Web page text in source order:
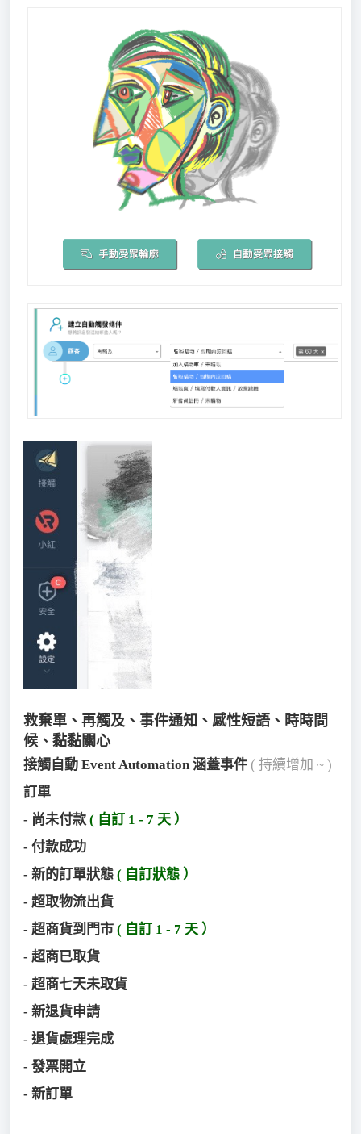
救棄單、再觸及、事件通知、感性短語、時時問
候、黏黏關心
接觸自動 Event Automation 涵蓋事件 ( 持續增加 ~ )
訂單
- 尚未付款 ( 自訂 1 - 7 天 ）
- 付款成功
- 新的訂單狀態 ( 自訂狀態 ）
- 超取物流出貨
- 超商貨到門市 ( 自訂 1 - 7 天 ）
- 超商已取貨
- 超商七天未取貨
- 新退貨申請
- 退貨處理完成
- 發票開立
- 新訂單